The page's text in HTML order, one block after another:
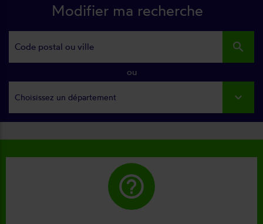
Modifier ma recherche
search
ou
Choisissez un département
help_outline